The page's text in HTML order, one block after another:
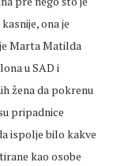
ona je
Marta Matilda
u SAD i
žena da pokrenu
pripadnice
ispolje bilo kakve
kao osobe